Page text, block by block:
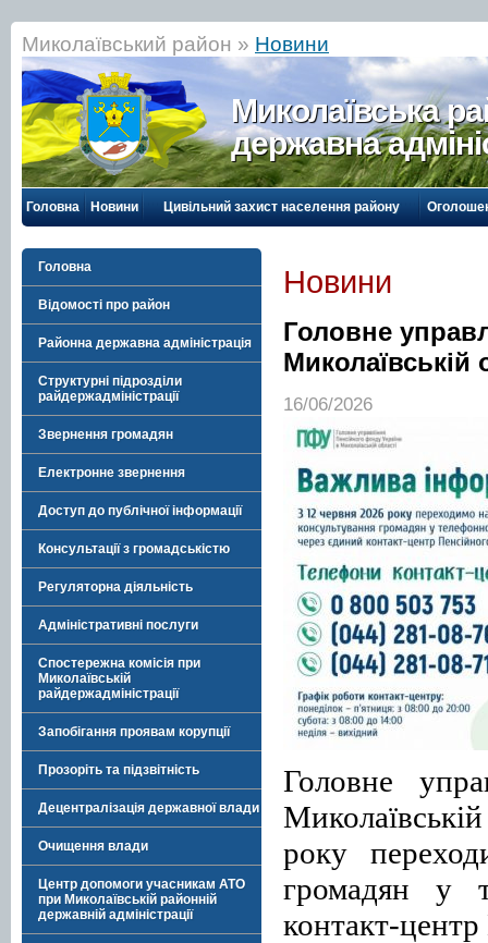
Миколаївський район » Новини
Миколаївська
державна
Головна Новини Цивільний захист населення району
Головна
Відомості про район
Районна державна адміністрація
Структурні підрозділи
райдержадміністрації
Звернення громадян
Електронне звернення
Доступ до публічної інформації
Консультації з громадськістю
Регуляторна діяльність
Адміністративні послуги
Спостережна комісія при
Миколаївській
райдержадміністрації
Запобігання проявам корупції
Прозоріть та підзвітність
Децентралізація державної влади
Очищення влади
Центр допомоги учасникам АТО
при Миколаївській районній
державній адміністрації
Новини
Головне
Миколаївській
16/06/2026
Головне
року
громадян у
контакт-